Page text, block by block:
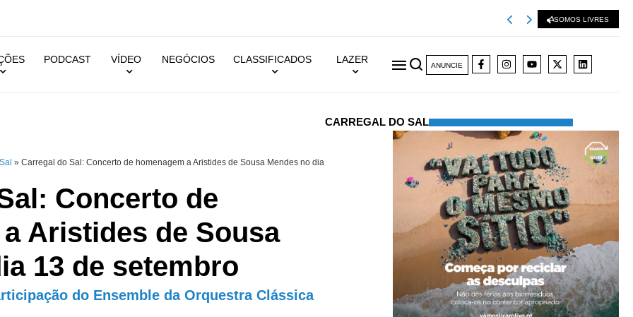
SOMOS LIVRES
PODCAST VÍDEO NEGÓCIOS CLASSIFICADOS LAZER
ANUNCIE
» Carregal do Sal: Concerto de homenagem a Aristides de Sousa Mendes no dia
Concerto de
Aristides de Sousa
13 de setembro
do Ensemble da Orquestra Clássica
CARREGAL DO SAL